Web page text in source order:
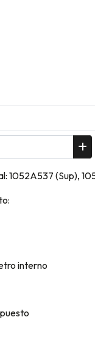
1052A537 (Sup),
interno